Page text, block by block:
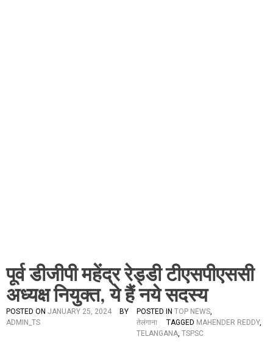
पूर्व डीजीपी महेंद्र रेड्डी टीएसपीएससी
अध्यक्ष नियुक्त, ये हैं नये सदस्य
POSTED ON JANUARY 25, 2024
BY
ADMIN_TS
POSTED IN TOP NEWS,
तेलंगाना
TAGGED MAHENDER REDDY,
TELANGANA, TSPSC